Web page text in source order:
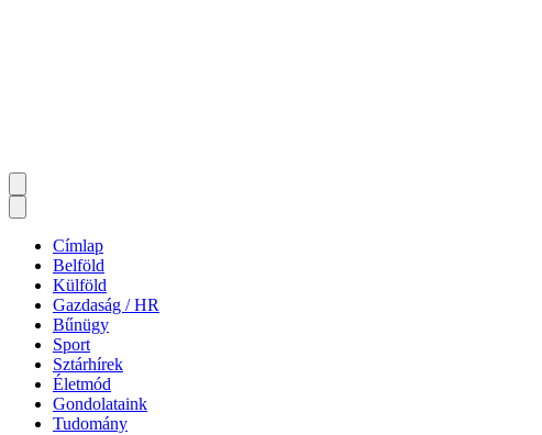
Címlap
Belföld
Külföld
Gazdaság / HR
Bűnügy
Sport
Sztárhírek
Életmód
Gondolataink
Tudomány